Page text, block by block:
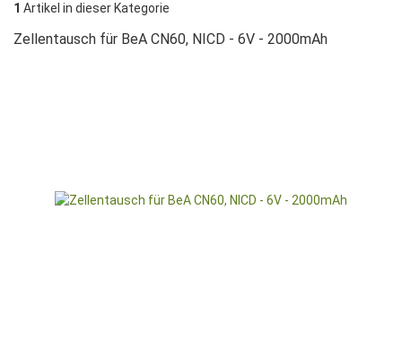
1 Artikel in dieser Kategorie
Zellentausch für BeA CN60, NICD - 6V - 2000mAh